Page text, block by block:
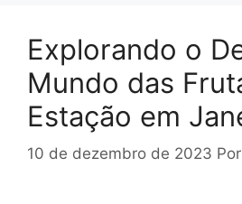
Explorando o
Mundo das
Estação em
10 de dezembro de 2023 Por